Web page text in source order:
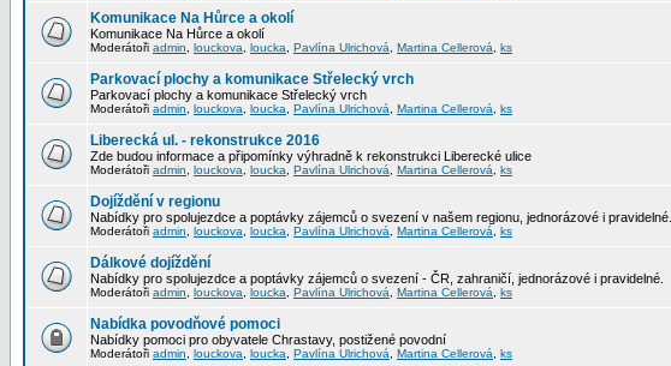
Komunikace Na Hůrce a okolí
Komunikace Na Hůrce a okolí
Moderátoři admin louckova loucka Pavlína Ulrichová Martina Cellerová ks
Parkovací plochy a komunikace Střelecký vrch
Parkovací plochy a komunikace Střelecký vrch
Moderátoři admin louckova loucka Pavlína Ulrichová Martina Cellerová ks
Liberecká ul. - rekonstrukce 2016
Zde budou informace a připomínky výhradně k rekonstrukci Liberecké ulice
Moderátoři admin louckova loucka Pavlína Ulrichová Martina Cellerová ks
Dojíždění v regionu
Nabídky pro spolujezdce a poptávky zájemců o svezení v našem regionu, jednorázové i pravidelné.
Moderátoři admin louckova loucka Pavlína Ulrichová Martina Cellerová ks
Dálkové dojíždění
Nabídky pro spolujezdce a poptávky zájemců o svezení - ČR, zahraničí, jednorázové i pravidelné.
Moderátoři admin louckova loucka Pavlína Ulrichová Martina Cellerová ks
Nabídka povodňové pomoci
Nabídky pomoci pro obyvatele Chrastavy, postižené povodní
Moderátoři admin louckova loucka Pavlína Ulrichová Martina Cellerová ks